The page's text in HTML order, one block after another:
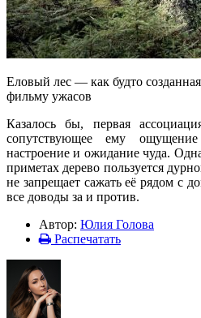
Еловый лес — как будто
фильму ужасов
Казалось бы, первая
сопутствующее ему ощущение
настроение и ожидание чуда.
приметах дерево пользуется
не запрещает сажать её рядом с
все доводы за и против.
Автор: Юлия Голова
Распечатать